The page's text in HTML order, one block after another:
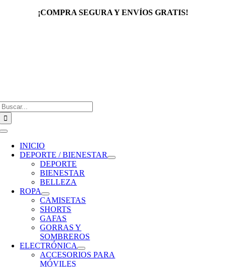
¡COMPRA SEGURA Y ENVÍOS GRATIS!
Toggle
Navigation
INICIO
DEPORTE / BIENESTAR
DEPORTE
BIENESTAR
BELLEZA
ROPA
CAMISETAS
SHORTS
GAFAS
GORRAS Y
SOMBREROS
ELECTRÓNICA
ACCESORIOS PARA
MÓVILES